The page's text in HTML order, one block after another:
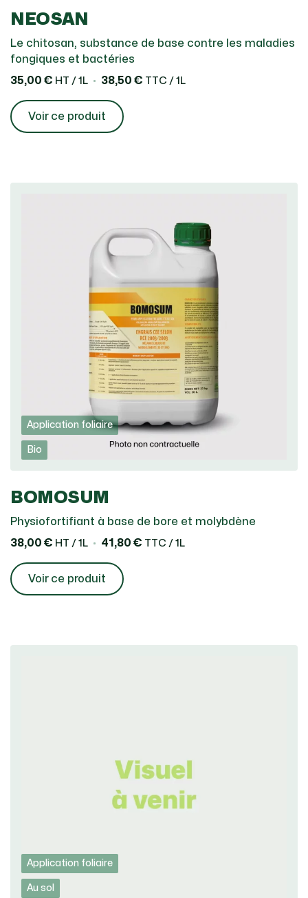
NEOSAN
Le chitosan, substance de base contre les maladies
fongiques et bactéries
35,00 € HT / 1L 38,50 € TTC / 1L
Voir ce produit
Application foliaire
Bio
BOMOSUM
Physiofortifiant à base de bore et molybdène
38,00 € HT / 1L 41,80 € TTC / 1L
Voir ce produit
Application foliaire
Au sol